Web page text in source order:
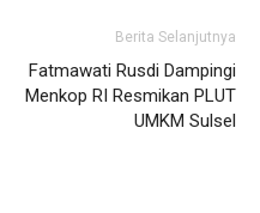
Berita Selanjutnya
Fatmawati Rusdi Dampingi
Menkop RI Resmikan PLUT
UMKM Sulsel